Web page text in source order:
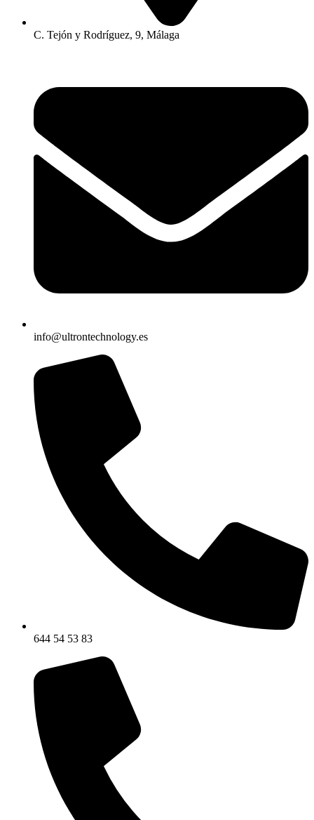
C. Tejón y Rodríguez, 9, Málaga
info@ultrontechnology.es
644 54 53 83